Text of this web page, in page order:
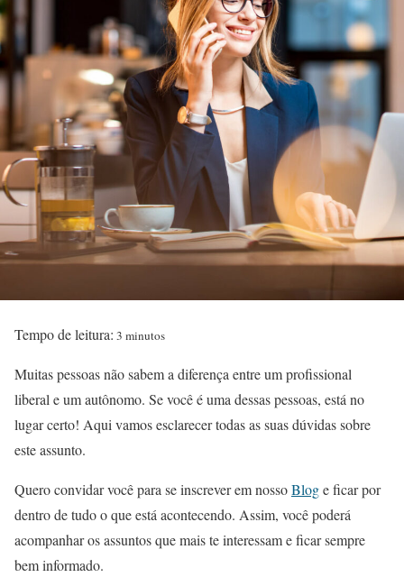
Tempo de leitura: 3 minutos
Muitas pessoas não sabem a diferença entre um profissional
liberal e um autônomo. Se você é uma dessas pessoas, está no
lugar certo! Aqui vamos esclarecer todas as suas dúvidas sobre
este assunto.
Quero convidar você para se inscrever em nossoBloge ficar por
dentro de tudo o que está acontecendo. Assim, você poderá
acompanhar os assuntos que mais te interessam e ficar sempre
bem informado.